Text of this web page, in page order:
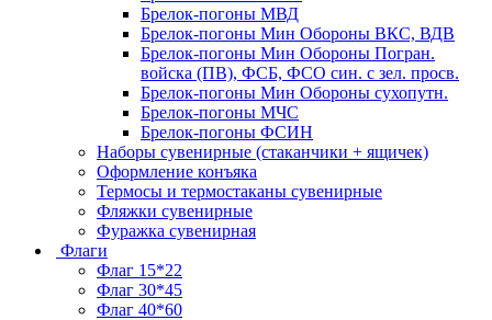
Брелок-погоны МВД
Брелок-погоны Мин Обороны ВКС, ВДВ
Брелок-погоны Мин Обороны Погран.
войска (ПВ), ФСБ, ФСО син. с зел. просв.
Брелок-погоны Мин Обороны сухопутн.
Брелок-погоны МЧС
Брелок-погоны ФСИН
Наборы сувенирные (стаканчики + ящичек)
Оформление конъяка
Термосы и термостаканы сувенирные
Фляжки сувенирные
Фуражка сувенирная
Флаги
Флаг 15*22
Флаг 30*45
Флаг 40*60